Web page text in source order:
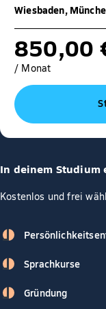
Wiesbaden,
850,00
/ Monat
In deinem
Kostenlos und frei
Sprachkurse
Gründung